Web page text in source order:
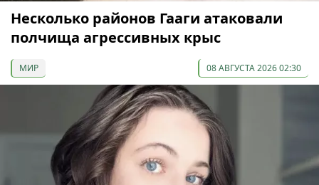
Несколько районов Гааги атаковали
полчища агрессивных крыс
МИР 08 АВГУСТА 2026 02:30